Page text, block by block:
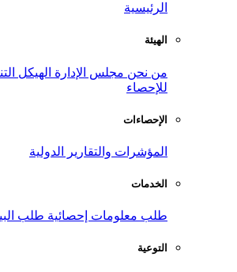
الرئيسية
الهيئة
من نحن مجلس الإدارة الهيكل
للإحصاء
الإحصاءات
المؤشرات والتقارير الدولية
الخدمات
طلب معلومات إحصائية طلب
التوعية